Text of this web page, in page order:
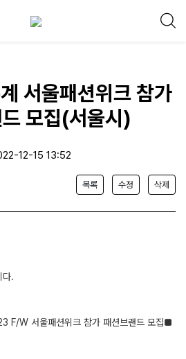
서울패션위크 참가
모집(서울시)
12-15 13:52
목록 수정 삭제
다.
F/W 서울패션위크 참가 패션브랜드 모집■